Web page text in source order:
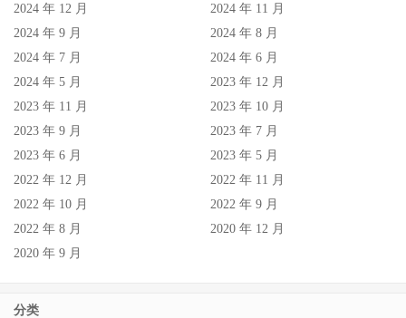
2024 年 12 月
2024 年 11 月
2024 年 9 月
2024 年 8 月
2024 年 7 月
2024 年 6 月
2024 年 5 月
2023 年 12 月
2023 年 11 月
2023 年 10 月
2023 年 9 月
2023 年 7 月
2023 年 6 月
2023 年 5 月
2022 年 12 月
2022 年 11 月
2022 年 10 月
2022 年 9 月
2022 年 8 月
2020 年 12 月
2020 年 9 月
分类